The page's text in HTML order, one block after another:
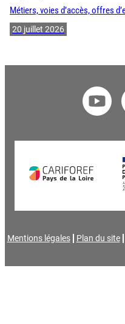
Métiers, voies d’accès, offres
20 juillet 2026
Mentions légales Plan du site